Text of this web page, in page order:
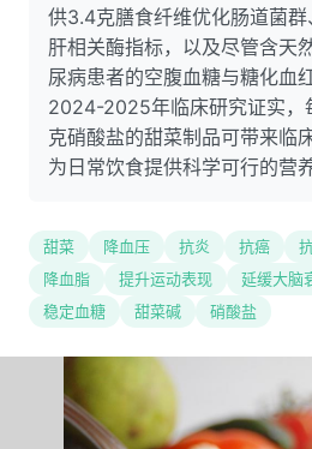
供3.4克膳食纤维优化肠道菌
肝相关酶指标，以及尽管含天
尿病患者的空腹血糖与糖化血
2024-2025年临床研究证实，
克硝酸盐的甜菜制品可带来临
为日常饮食提供科学可行的营
甜菜 降血压 抗炎 抗癌
降血脂
提升运动表现 延缓大脑
稳定血糖
甜菜碱 硝酸盐